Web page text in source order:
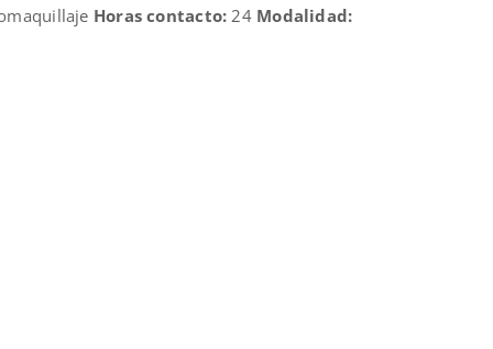
Horas contacto: 24 Modalidad: